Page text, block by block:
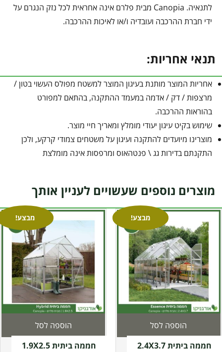
לתנאיה. Canopia מבית פלרם אינה אחראית לכל נזק הנגרם על
ידי חברת ההרכבה ועובדיה ו/או לאיכות ההרכבה.
תנאי אחריות:
אחריות המוצר מותנת בעיגון המוצר למשטח מפולס העשוי בטון /
מרצפות / דק / אדמה במעמד ההתקנה, בהתאם למפורט
בהוראות ההרכבה.
שימוש בקיט עיגון יעודי מומלץ ומאריך חיי מוצר.
מוצרינו מיועדים להתקנה ועיגון על משטחים צמודי קרקע, ולכן
התקנתם בדירות גג \ פנטהאוס ומרפסות אינה מומלצת
מוצרים נוספים שעשויים לעניין אותך
מבצע!
חממה ביתית 2.4X3.7
הוספה לסל
מבצע!
חממה ביתית 1.9X2.5
הוספה לסל